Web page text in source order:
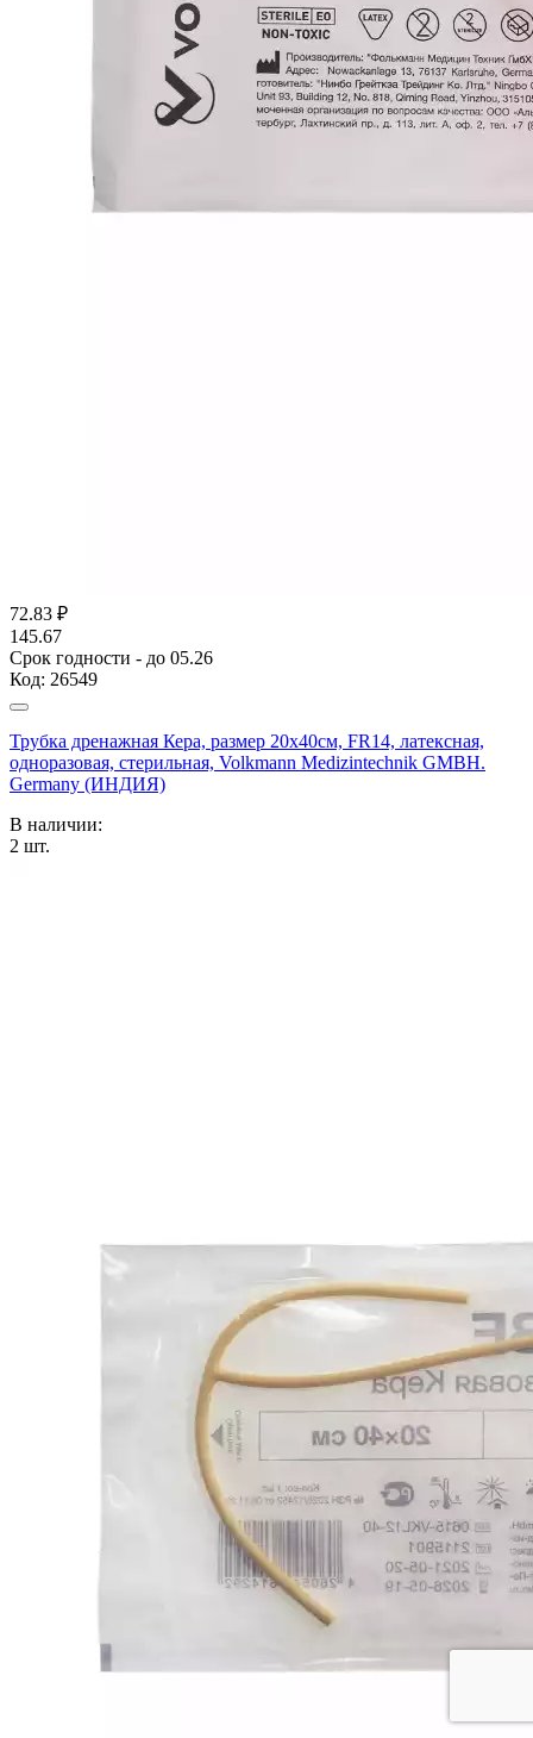
72.83 ₽
145.67
Срок годности - до 05.26
Код: 26549
Трубка дренажная Кера, размер 20х40см, FR14, латексная,
одноразовая, стерильная, Volkmann Medizintechnik GMBH.
Germany (ИНДИЯ)
В наличии:
2 шт.